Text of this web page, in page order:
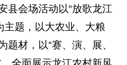
会场活动以“放歌龙江
主题，以大农业、大粮
材，以“赛、演、展、